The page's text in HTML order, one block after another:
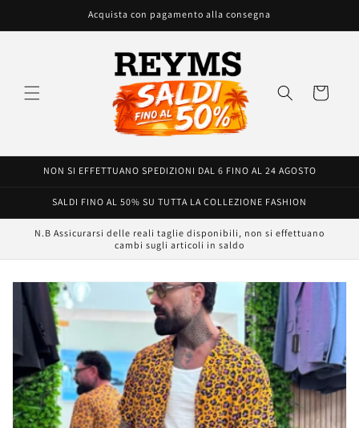
ai contenuti
Acquista con pagamento alla consegna
Carrello
NON SI EFFETTUANO SPEDIZIONI DAL 6 FINO AL 24 AGOSTO
SALDI FINO AL 50% SU TUTTA LA COLLEZIONE FASHION
N.B Assicurarsi delle reali taglie disponibili, non si effettuano
cambi sugli articoli in saldo